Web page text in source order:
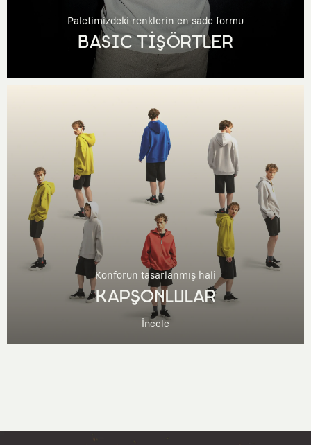
Paletimizdeki renklerin en sade formu
BASIC TİŞÖRTLER
Konforun tasarlanmış hali
KAPŞONLULAR
İncele